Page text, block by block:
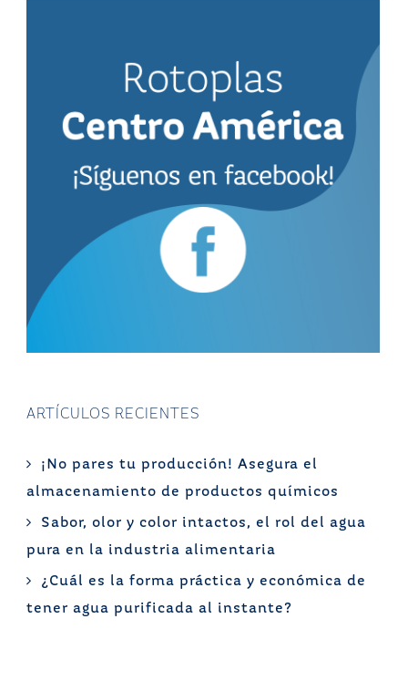
ARTÍCULOS RECIENTES
¡No pares tu producción! Asegura el
almacenamiento de productos químicos
Sabor, olor y color intactos, el rol del agua
pura en la industria alimentaria
¿Cuál es la forma práctica y económica de
tener agua purificada al instante?